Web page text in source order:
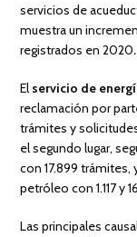
servicios de
muestra un
registrados en 2020.
El servicio de
reclamación por
trámites y
el segundo lugar,
con 17.899
petróleo con 1.117 y
Las principales